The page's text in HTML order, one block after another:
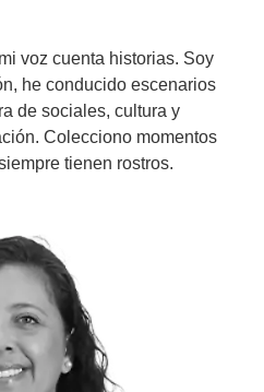
voz cuenta historias. Soy
he conducido escenarios
de sociales, cultura y
Colecciono momentos
tienen rostros.